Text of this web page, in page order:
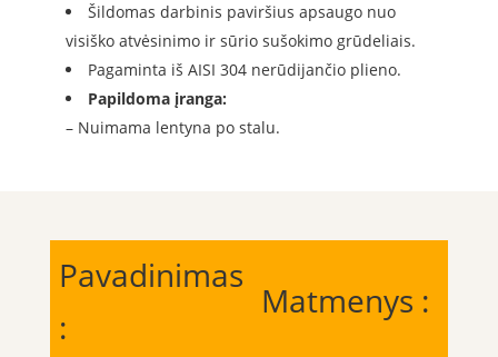
Šildomas darbinis paviršius apsaugo nuo
visiško atvėsinimo ir sūrio sušokimo grūdeliais.
Pagaminta iš AISI 304 nerūdijančio plieno.
Papildoma įranga:
– Nuimama lentyna po stalu.
Pavadinimas
:
Matmenys :